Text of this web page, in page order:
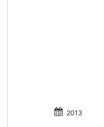
2013